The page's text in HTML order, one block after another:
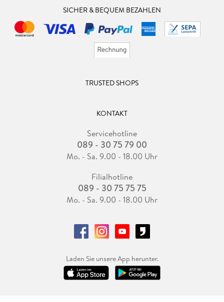
SICHER & BEQUEM BEZAHLEN
TRUSTED SHOPS
KONTAKT
Servicehotline
089 - 30 75 79 00
Mo. - Sa. 9.00 - 18.00 Uhr
Filialhotline
089 - 30 75 75 75
Mo. - Sa. 9.00 - 18.00 Uhr
Laden Sie unsere App herunter.